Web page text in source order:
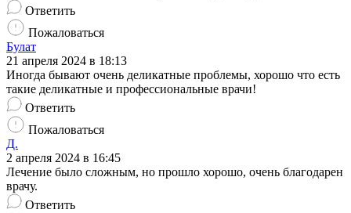
Ответить
Пожаловаться
Булат
21 апреля 2024 в 18:13
Иногда бывают очень деликатные проблемы, хорошо что есть
такие деликатные и профессиональные врачи!
Ответить
Пожаловаться
Д.
2 апреля 2024 в 16:45
Лечение было сложным, но прошло хорошо, очень благодарен
врачу.
Ответить